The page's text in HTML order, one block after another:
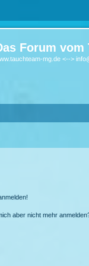
Forum vom
mg.de <-->
aber nicht mehr